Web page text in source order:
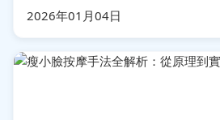
2026年01月04日